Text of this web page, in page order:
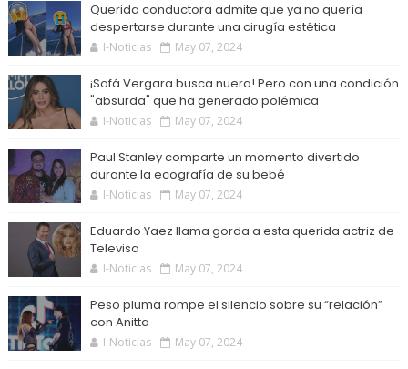
Querida conductora admite que ya no quería
despertarse durante una cirugía estética
I-Noticias May 07, 2024
¡Sofá Vergara busca nuera! Pero con una condición
"absurda" que ha generado polémica
I-Noticias May 07, 2024
Paul Stanley comparte un momento divertido
durante la ecografía de su bebé
I-Noticias May 07, 2024
Eduardo Yaez llama gorda a esta querida actriz de
Televisa
I-Noticias May 07, 2024
Peso pluma rompe el silencio sobre su “relación”
con Anitta
I-Noticias May 07, 2024